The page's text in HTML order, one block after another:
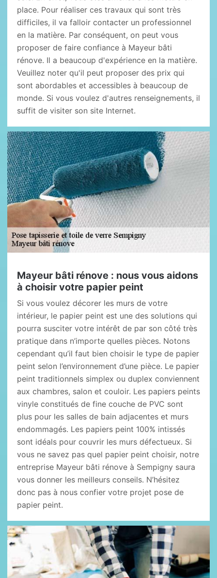
place. Pour réaliser ces travaux qui sont très
difficiles, il va falloir contacter un professionnel
en la matière. Par conséquent, on peut vous
proposer de faire confiance à Mayeur bâti
rénove. Il a beaucoup d'expérience en la matière.
Veuillez noter qu'il peut proposer des prix qui
sont abordables et accessibles à beaucoup de
monde. Si vous voulez d'autres renseignements, il
suffit de visiter son site Internet.
Mayeur bâti rénove : nous vous aidons
à choisir votre papier peint
Si vous voulez décorer les murs de votre
intérieur, le papier peint est une des solutions qui
pourra susciter votre intérêt de par son côté très
pratique dans n’importe quelles pièces. Notons
cependant qu’il faut bien choisir le type de papier
peint selon l’environnement d’une pièce. Le papier
peint traditionnels simplex ou duplex conviennent
aux chambres, salon et couloir. Les papiers peints
vinyle constitués de fine couche de PVC sont
plus pour les salles de bain adjacentes et murs
endommagés. Les papiers peint 100% intissés
sont idéals pour couvrir les murs défectueux. Si
vous ne savez pas quel papier peint choisir, notre
entreprise Mayeur bâti rénove à Sempigny saura
vous donner les meilleurs conseils. N’hésitez
donc pas à nous confier votre projet pose de
papier peint.